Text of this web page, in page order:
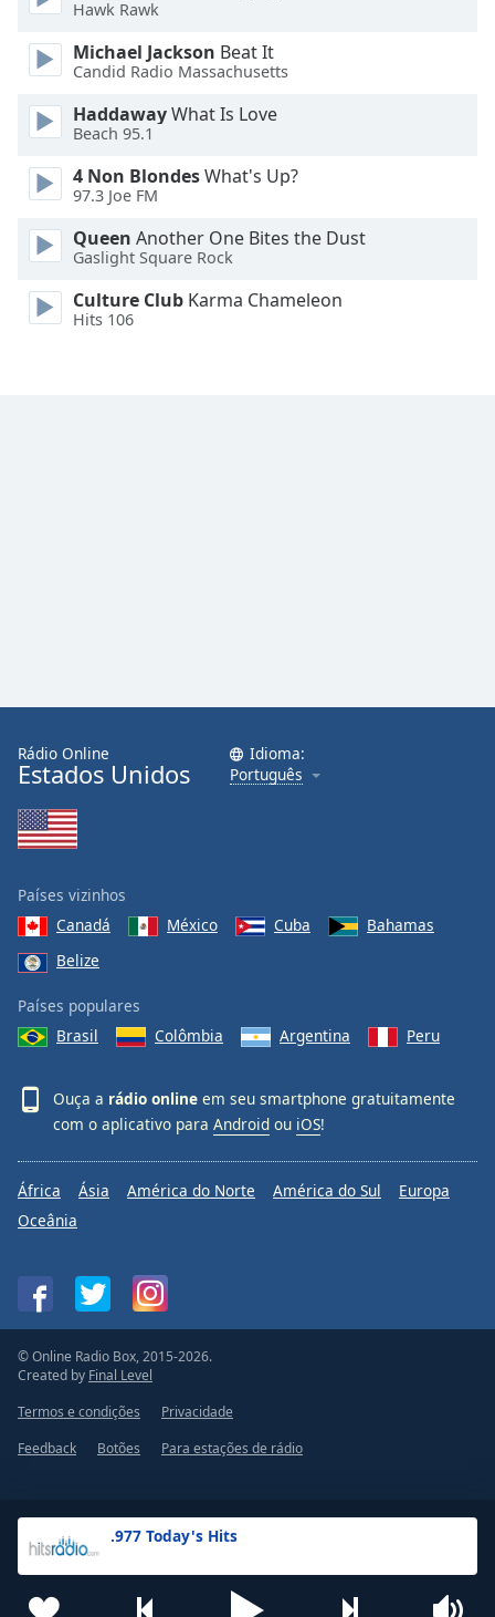
Text
Edge
Style
Font
Dialog
End
.977 Today's Hits
Hawk Rawk
Michael Jackson Beat It
Candid Radio Massachusetts
HaddawayWhat Is Love
Beach 95.1
4 Non BlondesWhat's Up?
97.3 Joe FM
Queen Another One Bites the Dust
Gaslight Square Rock
Culture Club Karma Chameleon
Hits 106
Rádio Online
Estados Unidos
Idioma:
Português
Países vizinhos
Canadá
México Cuba
Bahamas
Belize
Países populares
Brasil
Colômbia Argentina Peru
Ouça a rádio online em seu smartphone gratuitamente
com o aplicativo para Android ou iOS!
África Ásia América do Norte América do Sul
Europa
Oceânia
© Online Radio Box, 2015-2026.
Created by Final Level
Termos e condições
Privacidade
Feedback
Botões Para estações de rádio